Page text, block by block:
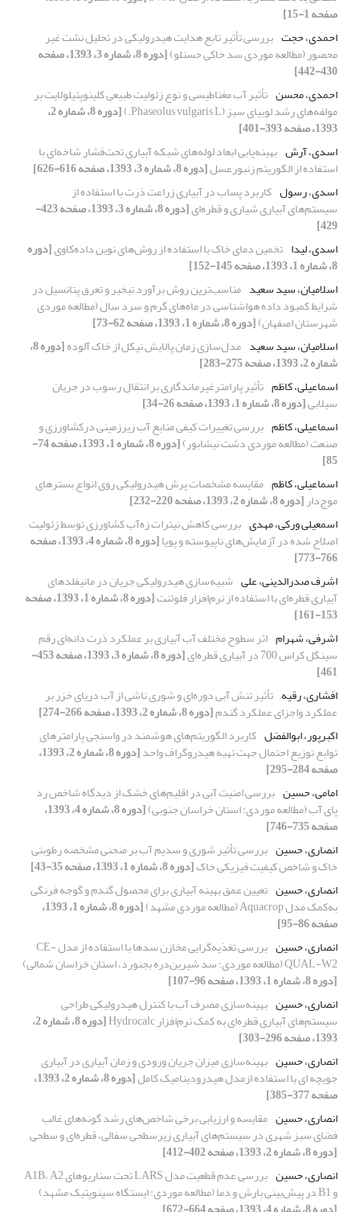
صفحه 1-15]
احمدی، حجت بررسی تأثیر تابع هدایت هیدرولیکی در تحلیل نشت غیر
محصور (مطالعه موردی سد خاکی حسنلو) [دوره 8، شماره 3، 1393، صفحه
430-442]
احمدی، محسن تأثیر آب مغناطیسی و نوع زئولیت طبیعی کلینوپتیلولایت بر
مولفه‌های رشد لوبیای سبز (Phaseolus vulgaris L.) [دوره 8، شماره 2،
1393، صفحه 393-401]
اسدی، آرش بهینه‌یابی ابعاد لوله‌های شبکه آبیاری تحت‌فشار شاخه‌ای با
استفاده از الگوریتم زنبورعسل[دوره 8، شماره 3، 1393، صفحه 616-626]
اسدی، رسول کاربرد پساب در آبیاری زراعت ذرت با استفاده از
سیستم‌های آبیاری شیاری و قطره‌ای [دوره 8، شماره 3، 1393، صفحه 423-
429]
اسدی، لیدا تخمین دمای خاک با استفاده از روش‌های نوین داده‌کاوی[دوره
8، شماره 1، 1393، صفحه 145-152]
اسلامیان، سید سعید مناسب‌ترین روش برآورد تبخیر و تعرق پتانسیل در
شرایط کمبود داده هواشناسی در ماه‌های گرم و سرد سال (مطالعه موردی
شهرستان اصفهان)[دوره 8، شماره 1، 1393، صفحه 62-73]
اسلامیان، سید سعید مدل‌سازی زمان پالایش نیکل از خاک آلوده [دوره 8،
شماره 2، 1393، صفحه 275-283]
اسماعیلی، کاظم تأثیر پارامترغیرماندگاری بر انتقال رسوب در جریان
سیلابی[دوره 8، شماره 1، 1393، صفحه 26-34]
اسماعیلی، کاظم بررسی تغییرات کیفی منابع آب زیرزمینی درکشاورزی و
صنعت (مطالعه موردی دشت نیشابور) [دوره 8، شماره 1، 1393، صفحه 74-
85]
اسماعیلی، کاظم مقایسه مشخصات پرش هیدرولیکی روی انواع بستر‌های
موج‌دار[دوره 8، شماره 2، 1393، صفحه 220-232]
اسمعیلی ورکی، مهدی بررسی کاهش نیترات زه‌آب کشاورزی توسط زئولیت
اصلاح شده در آزمایش‌های ناپیوسته و پویا [دوره 8، شماره 4، 1393، صفحه
766-773]
اشرف صدرالدینی، علی شبیه‌سازی هیدرولیکی جریان در مانیفلدهای
آبیاری قطره‌ای با استفاده از نرم‌افزار فلوئنت [دوره 8، شماره 1، 1393، صفحه
153-161]
اشرفی، شهرام اثر سطوح مختلف آب آبیاری بر عملکرد ذرت دانه‌ای رقم
سینگل کراس 700 در آبیاری قطره‌ای [دوره 8، شماره 3، 1393، صفحه 453-
461]
افشاری، رقیه تأثیر تنش آبی دوره‌ای و شوری ناشی از آب ‌دریای خزر بر
عملکرد واجزای عملکرد گندم[دوره 8، شماره 2، 1393، صفحه 266-274]
اکبرپور، ابوالفضل کاربرد الگوریتم‌های هوشمند در واسنجی پارامترهای
توابع توزیع احتمال جهت تهیه هیدروگراف واحد [دوره 8، شماره 2، 1393،
صفحه 284-295]
امامی، حسین بررسی امنیت آبی در اقلیم‌های خشک از دیدگاه شاخص رد
پای آب (مطالعه موردی: استان خراسان جنوبی) [دوره 8، شماره 4، 1393،
صفحه 735-746]
انصاری، حسین بررسی تأثیر شوری و سدیم آب بر منحنی مشخصه رطوبتی
خاک و شاخص کیفیت فیزیکی خاک[دوره 8، شماره 1، 1393، صفحه 35-43]
انصاری، حسین تعیین عمق بهینه آبیاری برای محصول گندم و گوجه فرنگی
به‌کمک مدل Aquacrop (مطالعه موردی مشهد) [دوره 8، شماره 1، 1393،
صفحه 86-95]
انصاری، حسین
بررسی تغذیه‌گرایی مخازن سدها با استفاده از مدل CE-
QUAL-W2 (مطالعه موردی: سد شیرین‌دره بجنورد، استان خراسان شمالی)
[دوره 8، شماره 1، 1393، صفحه 96-107]
انصاری، حسین بهینه‌سازی مصرف آب با کنترل هیدرولیکی طراحی
سیستم‌های آبیاری قطره‌ای به کمک نرم‌افزار Hydrocalc [دوره 8، شماره 2،
1393، صفحه 296-303]
انصاری، حسین بهینه‌سازی میزان جریان ورودی و زمان آبیاری در آبیاری
جویچه ای با استفاده ازمدل هیدرودینامیک کامل [دوره 8، شماره 2، 1393،
صفحه 377-385]
انصاری، حسین مقایسه و ارزیابی برخی شاخص‌های رشد گونه‌های غالب
فضای سبز شهری در سیستم‌های آبیاری زیرسطحی سفالی، قطره‌ای و سطحی
[دوره 8، شماره 2، 1393، صفحه 402-412]
انصاری، حسین
بررسی عدم قطعیت مدل LARS تحت سناریوهای A1B، A2
و B1 در پیش‌بینی بارش و دما (مطالعه موردی: ایستگاه سینوپتیک مشهد)